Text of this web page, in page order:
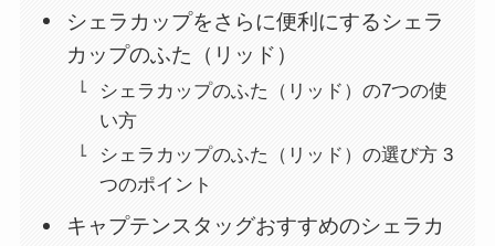
シェラカップをさらに便利にするシェラ
カップのふた（リッド）
シェラカップのふた（リッド）の7つの使
い方
シェラカップのふた（リッド）の選び方 3
つのポイント
キャプテンスタッグおすすめのシェラカ